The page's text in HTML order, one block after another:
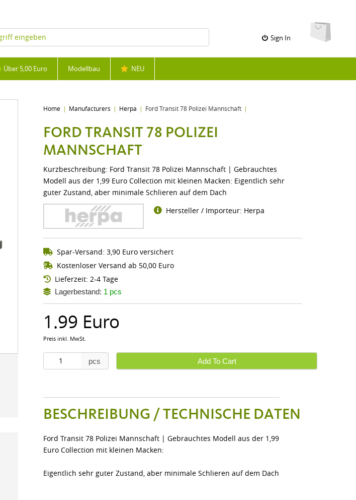
Sign In
Über 5,00 Euro Modellbau NEU
Home Manufacturers Herpa Ford Transit 78 Polizei Mannschaft
FORD TRANSIT 78 POLIZEI
MANNSCHAFT
Kurzbeschreibung: Ford Transit 78 Polizei Mannschaft | Gebrauchtes
Modell aus der 1,99 Euro Collection mit kleinen Macken: Eigentlich sehr
guter Zustand, aber minimale Schlieren auf dem Dach
Hersteller / Importeur: Herpa
Spar-Versand: 3,90 Euro versichert
Kostenloser Versand ab 50,00 Euro
Lieferzeit: 2-4 Tage
Lagerbestand: 1 pcs
1.99 Euro
Preis inkl. MwSt.
pcs Add To Cart
BESCHREIBUNG / TECHNISCHE DATEN
Ford Transit 78 Polizei Mannschaft | Gebrauchtes Modell aus der 1,99
Euro Collection mit kleinen Macken:
Eigentlich sehr guter Zustand, aber minimale Schlieren auf dem Dach